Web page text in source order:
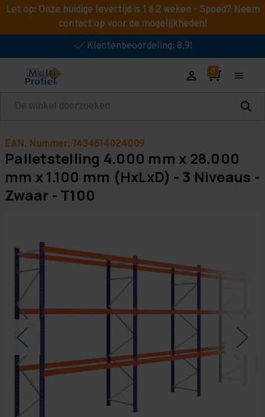
Let op: Onze huidige levertijd is 1 á 2 weken - Spoed? Neem
contact op voor de mogelijkheden!
Klantenbeoordeling: 8,9!
Zoeken
EAN. Nummer: 7434614024009
Palletstelling 4.000 mm x 28.000
mm x 1.100 mm (HxLxD) - 3 Niveaus -
Zwaar - T100